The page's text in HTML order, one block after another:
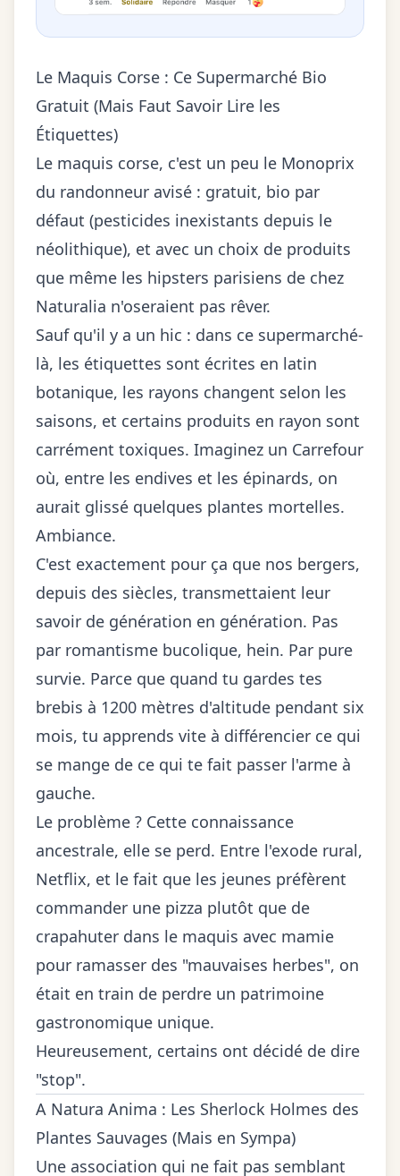
Le Maquis Corse : Ce Supermarché Bio
Gratuit (Mais Faut Savoir Lire les
Étiquettes)
Le maquis corse, c'est un peu le Monoprix
du randonneur avisé : gratuit, bio par
défaut (pesticides inexistants depuis le
néolithique), et avec un choix de produits
que même les hipsters parisiens de chez
Naturalia n'oseraient pas rêver.
Sauf qu'il y a un hic : dans ce supermarché-
là, les étiquettes sont écrites en latin
botanique, les rayons changent selon les
saisons, et certains produits en rayon sont
carrément toxiques. Imaginez un Carrefour
où, entre les endives et les épinards, on
aurait glissé quelques plantes mortelles.
Ambiance.
C'est exactement pour ça que nos bergers,
depuis des siècles, transmettaient leur
savoir de génération en génération. Pas
par romantisme bucolique, hein. Par pure
survie. Parce que quand tu gardes tes
brebis à 1200 mètres d'altitude pendant six
mois, tu apprends vite à différencier ce qui
se mange de ce qui te fait passer l'arme à
gauche.
Le problème ? Cette connaissance
ancestrale, elle se perd. Entre l'exode rural,
Netflix, et le fait que les jeunes préfèrent
commander une pizza plutôt que de
crapahuter dans le maquis avec mamie
pour ramasser des "mauvaises herbes", on
était en train de perdre un patrimoine
gastronomique unique.
Heureusement, certains ont décidé de dire
"stop".
A Natura Anima : Les Sherlock Holmes des
Plantes Sauvages (Mais en Sympa)
Une association qui ne fait pas semblant